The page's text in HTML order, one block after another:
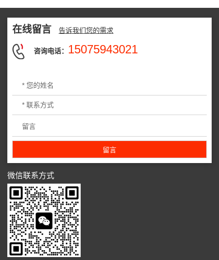
在线留言 告诉我们您的需求
咨询电话： 15075943021
微信联系方式